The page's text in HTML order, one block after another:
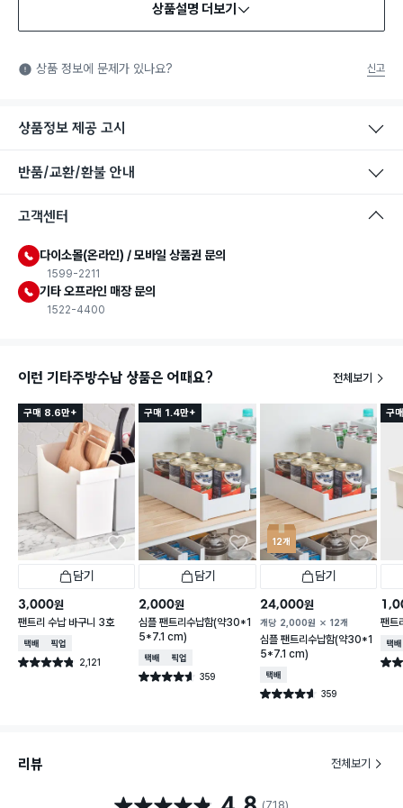
상품설명 더보기
상품 정보에 문제가 있나요? 신고
상품정보 제공 고시
반품/교환/환불 안내
고객센터
다이소몰(온라인) / 모바일 상품권 문의
1599-2211
기타 오프라인 매장 문의
1522-4400
이런 기타주방수납 상품은 어때요? 전체보기
구매 8.6만+
담기
3,000원
팬트리 수납 바구니 3호
택배배송매장픽업
별점 4.8점 2,121
건 작성
구매 1.4만+
담기
2,000원
심플 팬트리수납함(약30*1
5*7.1 cm)
택배배송매장픽업
별점 4.6점 359
건 작성
12개
담기
24,000원
개당 2,000원 12개
심플 팬트리수납함(약30*1
5*7.1 cm)
택배배송
별점 4.6점 359
건 작성
구
팬트
택배
별점
리뷰 전체보기
별점 4.8점 (718)